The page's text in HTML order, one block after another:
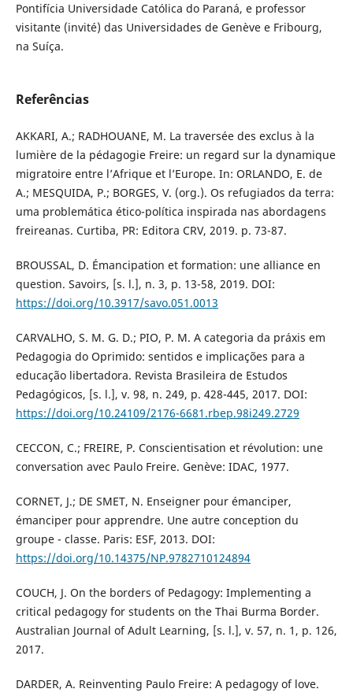
Pontifícia Universidade Católica do Paraná, e professor
visitante (invité) das Universidades de Genève e Fribourg,
na Suíça.
Referências
AKKARI, A.; RADHOUANE, M. La traversée des exclus à la
lumière de la pédagogie Freire: un regard sur la dynamique
migratoire entre l’Afrique et l’Europe. In: ORLANDO, E. de
A.; MESQUIDA, P.; BORGES, V. (org.). Os refugiados da terra:
uma problemática ético-política inspirada nas abordagens
freireanas. Curtiba, PR: Editora CRV, 2019. p. 73-87.
BROUSSAL, D. Émancipation et formation: une alliance en
question. Savoirs, [s. l.], n. 3, p. 13-58, 2019. DOI:
https://doi.org/10.3917/savo.051.0013
CARVALHO, S. M. G. D.; PIO, P. M. A categoria da práxis em
Pedagogia do Oprimido: sentidos e implicações para a
educação libertadora. Revista Brasileira de Estudos
Pedagógicos, [s. l.], v. 98, n. 249, p. 428-445, 2017. DOI:
https://doi.org/10.24109/2176-6681.rbep.98i249.2729
CECCON, C.; FREIRE, P. Conscientisation et révolution: une
conversation avec Paulo Freire. Genève: IDAC, 1977.
CORNET, J.; DE SMET, N. Enseigner pour émanciper,
émanciper pour apprendre. Une autre conception du
groupe - classe. Paris: ESF, 2013. DOI:
https://doi.org/10.14375/NP.9782710124894
COUCH, J. On the borders of Pedagogy: Implementing a
critical pedagogy for students on the Thai Burma Border.
Australian Journal of Adult Learning, [s. l.], v. 57, n. 1, p. 126,
2017.
DARDER, A. Reinventing Paulo Freire: A pedagogy of love.